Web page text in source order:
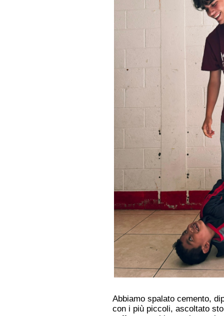
Abbiamo spalato cemento,
con i più piccoli, ascoltato